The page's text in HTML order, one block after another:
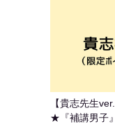
【貴志先生
★『補講男子